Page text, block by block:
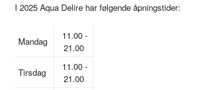
I 2025 Aqua Delire har følgende åpningstider:
Mandag
11.00 -
21.00
Tirsdag
11.00 -
21.00